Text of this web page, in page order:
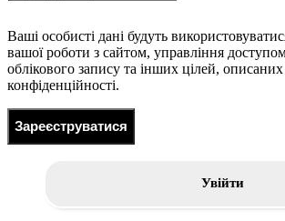
Ваші особисті дані будуть
вашої роботи з сайтом, управління
облікового запису та інших цілей,
конфіденційності.
Зареєструватися
Увійти